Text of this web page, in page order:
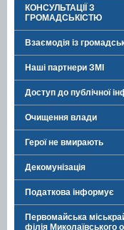
КОНСУЛЬТАЦІЇ З
ГРОМАДСЬКІСТЮ
Взаємодія із
Наші партнери ЗМІ
Доступ до публічної
Очищення влади
Герої не вмирають
Декомунізація
Податкова інформує
Первомайська
філія Миколаївського